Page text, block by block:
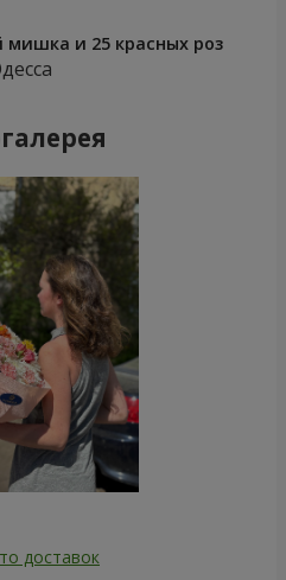
мишка и 25 красных роз
доставок